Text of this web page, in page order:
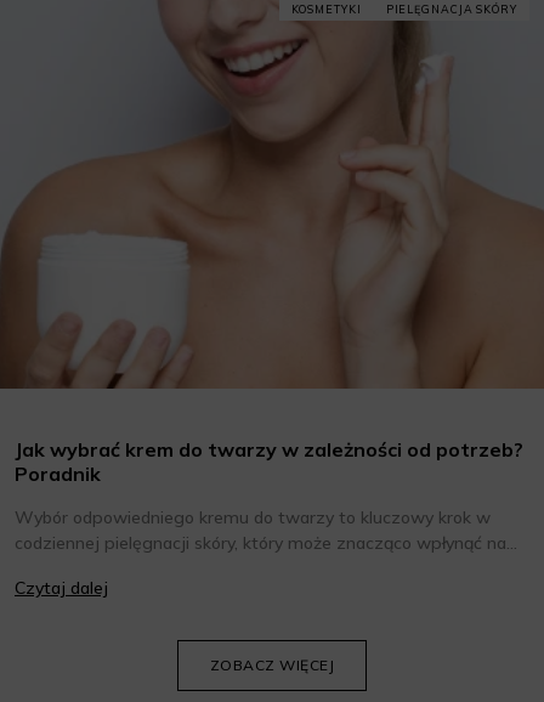
KOSMETYKI PIELĘGNACJA SKÓRY
Jak wybrać krem do twarzy w zależności od potrzeb?
Poradnik
Wybór odpowiedniego kremu do twarzy to kluczowy krok w
codziennej pielęgnacji skóry, który może znacząco wpłynąć na
oraz wiedzieć, jak dopasować je do potrzeb własnej skóry.
Czytaj dalej
ZOBACZ WIĘCEJ